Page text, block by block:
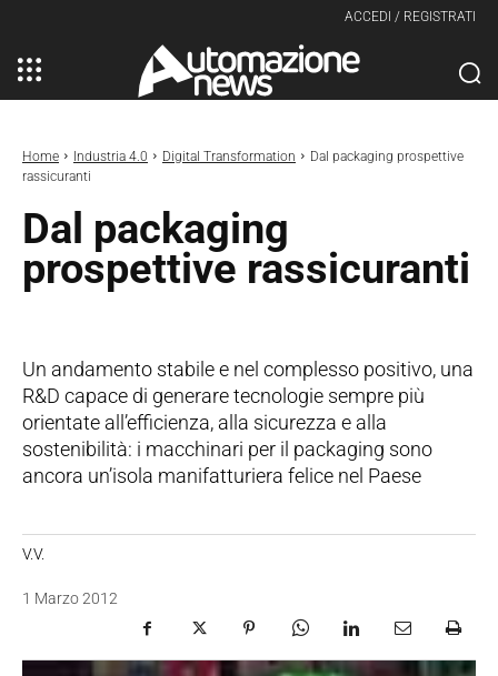
ACCEDI / REGISTRATI
Home Industria 4.0 Digital Transformation
Dal packaging prospettive
rassicuranti
Dal packaging
prospettive rassicuranti
Un andamento stabile e nel complesso positivo, una
R&D capace di generare tecnologie sempre più
orientate all’efficienza, alla sicurezza e alla
sostenibilità: i macchinari per il packaging sono
ancora un’isola manifatturiera felice nel Paese
V.V.
1 Marzo 2012